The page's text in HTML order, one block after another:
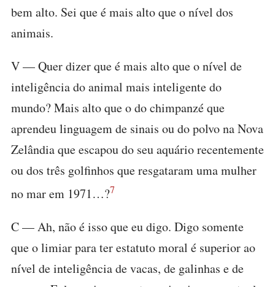
bem alto. Sei que é mais alto que o nível dos
animais.
V — Quer dizer que é mais alto que o nível de
inteligência do animal mais inteligente do
mundo? Mais alto que o do chimpanzé que
aprendeu linguagem de sinais ou do polvo na Nova
Zelândia que escapou do seu aquário recentemente
ou dos três golfinhos que resgataram uma mulher
no mar em 1971…?7
C — Ah, não é isso que eu digo. Digo somente
que o limiar para ter estatuto moral é superior ao
nível de inteligência de vacas, de galinhas e de